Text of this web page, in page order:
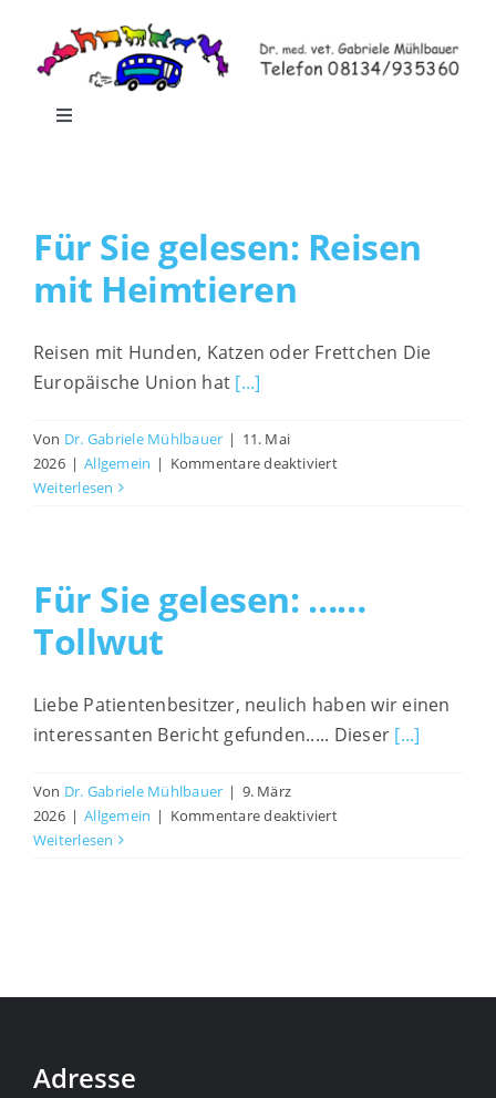
springen
Toggle
Leistungen
Praxis-Shop
Blog
Impressum
Für Sie gelesen: Reisen
mit Heimtieren
Reisen mit Hunden, Katzen oder Frettchen Die
Europäische Union hat [...]
Von Dr. Gabriele Mühlbauer | 11. Mai
2026 | Allgemein | Kommentare deaktiviertfür
Heimtieren
Weiterlesen
Für Sie gelesen: ……
Tollwut
Liebe Patientenbesitzer, neulich haben wir einen
interessanten Bericht gefunden..... Dieser [...]
Von Dr. Gabriele Mühlbauer | 9. März
2026 | Allgemein | Kommentare deaktiviertfür
Weiterlesen
Adresse